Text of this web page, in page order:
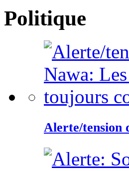
Politique
Alerte/tension